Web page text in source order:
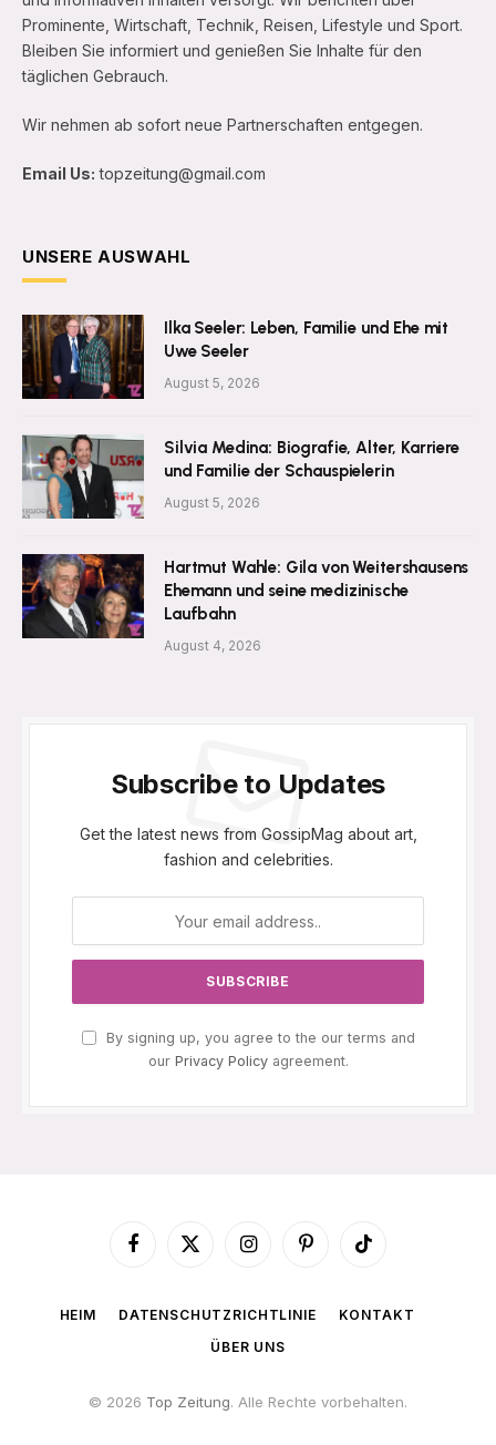
Prominente, Wirtschaft, Technik, Reisen, Lifestyle und Sport.
Bleiben Sie informiert und genießen Sie Inhalte für den
täglichen Gebrauch.
Wir nehmen ab sofort neue Partnerschaften entgegen.
Email Us: topzeitung@gmail.com
UNSERE AUSWAHL
Ilka Seeler: Leben, Familie und Ehe mit
Uwe Seeler
August 5, 2026
Silvia Medina: Biografie, Alter, Karriere
und Familie der Schauspielerin
August 5, 2026
Hartmut Wahle: Gila von Weitershausens
Ehemann und seine medizinische
Laufbahn
August 4, 2026
Subscribe to Updates
Get the latest news from GossipMag about art,
fashion and celebrities.
By signing up, you agree to the our terms and
our Privacy Policyagreement.
Facebook
X
InstagramPinterestTikTok
HEIM DATENSCHUTZRICHTLINIE
KONTAKT
ÜBER UNS
© 2026 Top Zeitung. Alle Rechte vorbehalten.